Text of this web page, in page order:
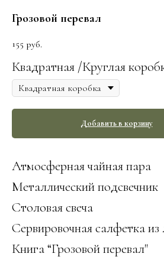
Грозовой перевал
155 руб.
Квадратная /Круглая
Добавить в корзину
Атмосферная чайная пара
Металлический подсвечник
Столовая свеча
Сервировочная салфетка из
Книга “Грозовой перевал"